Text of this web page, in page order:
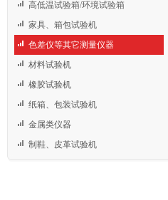
高低温试验箱/环境试验箱
家具、箱包试验机
色差仪等其它测量仪器
材料试验机
橡胶试验机
纸箱、包装试验机
金属类仪器
制鞋、皮革试验机